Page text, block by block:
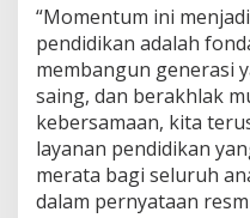
m
T
e
g
a
s
k
a
n
K
“Momentum ini
pendidikan adalah
membangun generasi
saing, dan berakhlak
kebersamaan, kita
layanan pendidikan
merata bagi seluruh
dalam pernyataan